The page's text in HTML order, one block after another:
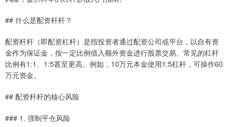
## 什么是配资杆杆？
配资杆杆（即配资杠杆）是指投资者通过配资公司或平台，以自有资
金作为保证金，按一定比例借入额外资金进行股票交易。常见的杠杆
比例有1:1、1:5甚至更高。例如，10万元本金使用1:5杠杆，可操作60
万元资金。
## 配资杆杆的核心风险
### 1. 强制平仓风险